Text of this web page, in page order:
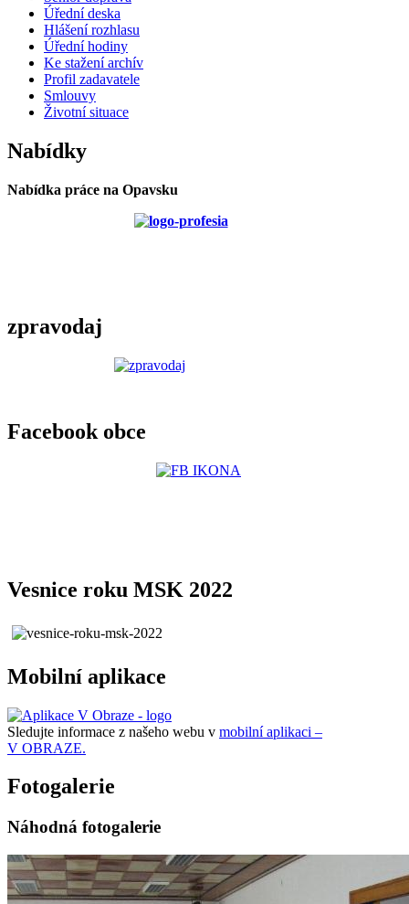
Úřední deska
Hlášení rozhlasu
Úřední hodiny
Ke stažení archív
Profil zadavatele
Smlouvy
Životní situace
Nabídky
Nabídka práce na Opavsku
zpravodaj
Facebook obce
Vesnice roku MSK 2022
Mobilní aplikace
Sledujte informace z našeho webu v mobilní aplikaci –
V OBRAZE.
Fotogalerie
Náhodná fotogalerie